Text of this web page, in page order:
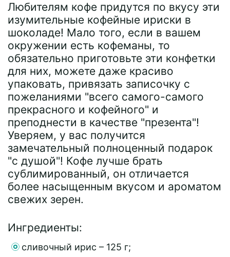
Любителям кофе придутся по вкусу эти
изумительные кофейные ириски в
шоколаде! Мало того, если в вашем
окружении есть кофеманы, то
обязательно приготовьте эти конфетки
для них, можете даже красиво
упаковать, привязать записочку с
пожеланиями "всего самого-самого
прекрасного и кофейного" и
преподнести в качестве "презента"!
Уверяем, у вас получится
замечательный полноценный подарок
"с душой"! Кофе лучше брать
сублимированный, он отличается
более насыщенным вкусом и ароматом
свежих зерен.
Ингредиенты:
сливочный ирис – 125 г;